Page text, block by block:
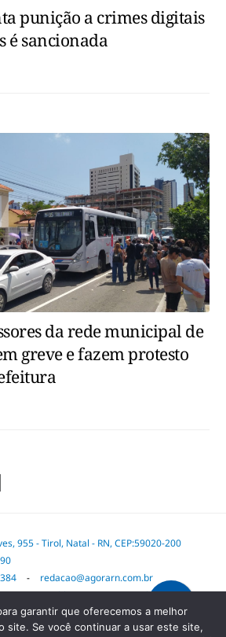
punição a crimes digitais
é sancionada
da rede municipal de
greve e fazem protesto
955 - Tirol, Natal - RN, CEP:59020-200
-
redacao@agorarn.com.br
- publica@agorarn.com.br
garantir que oferecemos a melhor
site. Se você continuar a usar este site,